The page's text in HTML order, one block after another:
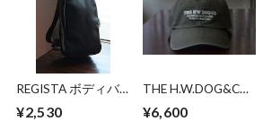
REGISTA ボディバ
¥2,530
THE H.W.DOG&CO
SHALLOW CAP
¥6,600